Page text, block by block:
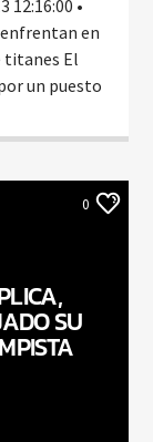
12:16:00 •
enfrentan en
titanes El
un puesto
0
SU